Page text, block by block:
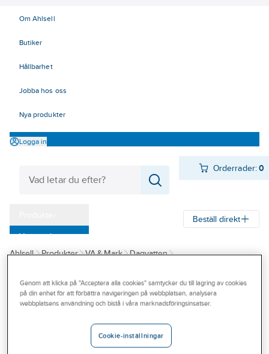
Om Ahlsell
Butiker
Hållbarhet
Jobba hos oss
Nya produkter
Logga in
Orderrader:0
Varumärken
Kampanjer
Outlet
Branscher
Beställ direkt
Ahlsell Produkter VA & Mark
Dagvatten
PIPELIFE
Infra
tätningsring,
Pipelife
Genom att klicka på "Acceptera alla cookies" samtycker du till lagring av cookies
på din enhet för att förbättra navigeringen på webbplatsen, analysera
webbplatsens användning och bistå i våra marknadsföringsinsatser.
Cookie-inställningar